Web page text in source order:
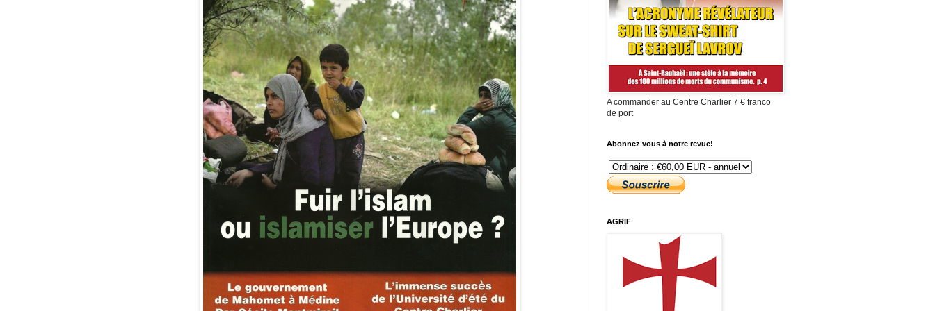
A commander au Centre Charlier 7 € franco
de port
Abonnez vous à notre revue!
AGRIF